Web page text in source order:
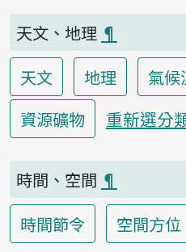
天文、地理 ¶
天文
地理 氣候
資源礦物
重新選分
時間、空間 ¶
時間節令
空間方位